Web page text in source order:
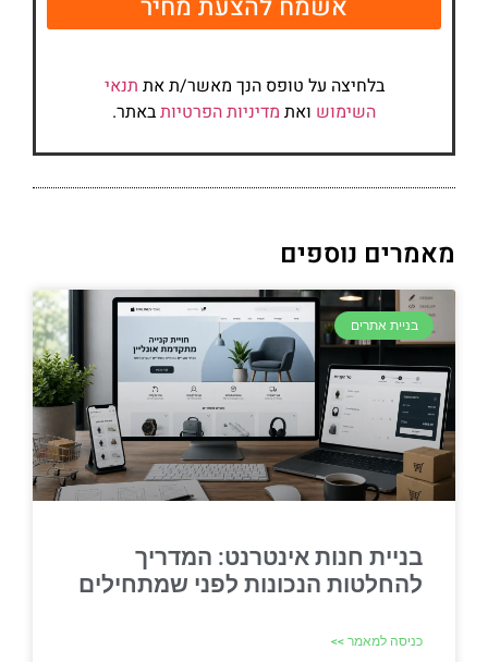
אשמח להצעת מחיר
בלחיצה על טופס הנך מאשר/ת את תנאי
השימוש ואת מדיניות הפרטיותבאתר.
מאמרים נוספים
בניית אתרים
בניית חנות אינטרנט: המדריך
להחלטות הנכונות לפני שמתחילים
כניסה למאמר >>